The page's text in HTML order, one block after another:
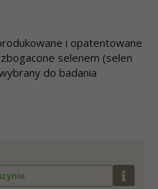
i opatentowane
selenem (selen
do badania